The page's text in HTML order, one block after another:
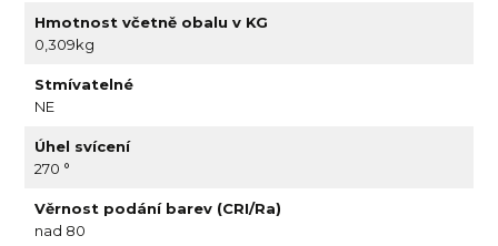
Hmotnost včetně obalu v KG
0,309kg
Stmívatelné
NE
Úhel svícení
270 °
Věrnost podání barev (CRI/Ra)
nad 80